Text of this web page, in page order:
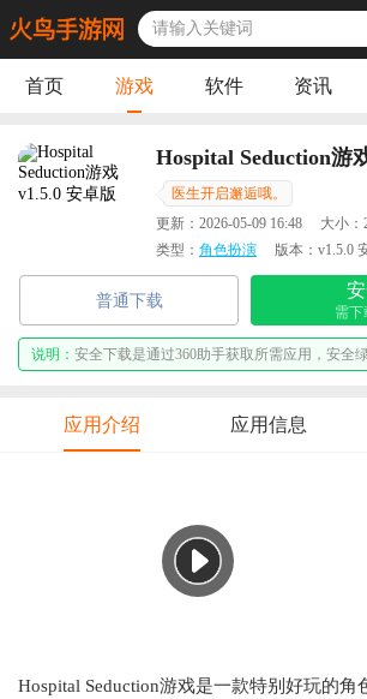
首页 游戏 软件 资讯
Hospital Seduction游
医生开启邂逅哦。
更新： 2026-05-09 16:48 大小：
类型： 角色扮演 版本： v1.5.0
普通下载
需下
说明： 安全下载是通过360助手获取所需应用，安全绿
应用介绍 应用信息
Hospital Seduction游戏是一款特别好玩的角